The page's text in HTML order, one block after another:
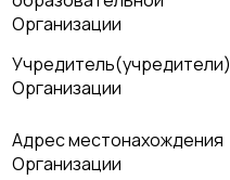
Организации
Учредитель(учредители)
Организации
Адрес местонахождения
Организации